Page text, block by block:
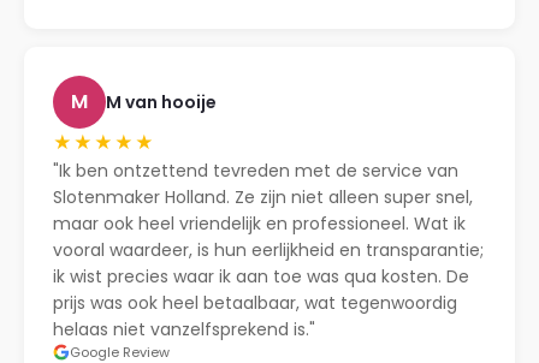
M M van hooije
★★★★★
"Ik ben ontzettend tevreden met de service van
Slotenmaker Holland. Ze zijn niet alleen super snel,
maar ook heel vriendelijk en professioneel. Wat ik
vooral waardeer, is hun eerlijkheid en transparantie;
ik wist precies waar ik aan toe was qua kosten. De
prijs was ook heel betaalbaar, wat tegenwoordig
helaas niet vanzelfsprekend is."
Google Review